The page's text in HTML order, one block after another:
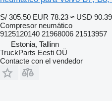
S/ 305.50 EUR 78.23 ≈ USD 90.39
Compresor neumático
9125120140 21968006 21513957
Estonia, Tallinn
TruckParts Eesti OÜ
Contacte con el vendedor